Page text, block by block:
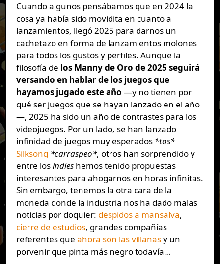
Cuando algunos pensábamos que en 2024 la
cosa ya había sido movidita en cuanto a
lanzamientos, llegó 2025 para darnos un
cachetazo en forma de lanzamientos molones
para todos los gustos y perfiles. Aunque la
filosofía de los Manny de Oro de 2025 seguirá
versando en hablar de los juegos que
hayamos jugado este año —y no tienen por
qué ser juegos que se hayan lanzado en el año
—, 2025 ha sido un año de contrastes para los
videojuegos. Por un lado, se han lanzado
infinidad de juegos muy esperados *tos*
Silksong *carraspeo*, otros han sorprendido y
entre losindieshemos tenido propuestas
interesantes para ahogarnos en horas infinitas.
Sin embargo, tenemos la otra cara de la
moneda donde la industria nos ha dado malas
noticias por doquier: despidos a mansalva,
cierre de estudios, grandes compañías
referentes que ahora son las villanasy un
porvenir que pinta más negro todavía…